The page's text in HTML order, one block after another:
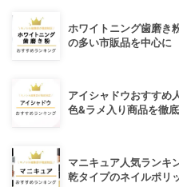
ホワイトニング歯磨き
の多い市販品を中心に
アイシャドウおすすめ
色&ラメ入り商品を徹底
マニキュア人気ランキ
乾タイプのネイルポリ